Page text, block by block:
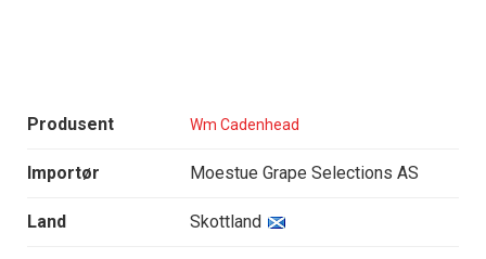
Produsent Wm Cadenhead
Importør Moestue Grape Selections AS
Land Skottland